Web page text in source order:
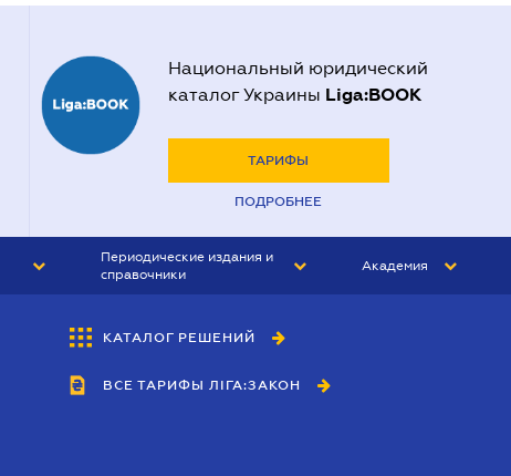
Национальный юридический
каталог Украины Liga:BOOK
ТАРИФЫ
ПОДРОБНЕЕ
Периодические издания и
справочники
БУХГАЛТЕР&ЗАКОН
ВЕСТНИК МСФО
Академия
КАТАЛОГ РЕШЕНИЙ
ВСЕ ТАРИФЫ ЛІГА:ЗАКОН